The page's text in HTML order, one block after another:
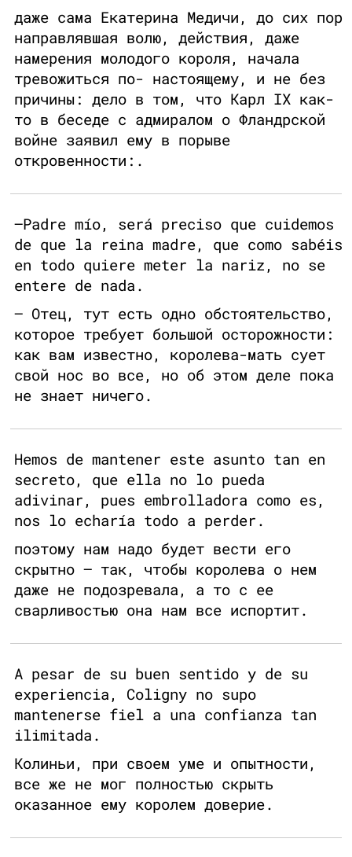
даже сама Екатерина Медичи, до сих пор
направлявшая волю, действия, даже
намерения молодого короля, начала
тревожиться по- настоящему, и не без
причины: дело в том, что Карл IX как-
то в беседе с адмиралом о Фландрской
войне заявил ему в порыве
откровенности:.
–Padre mío, será preciso que cuidemos
de que la reina madre, que como sabéis
en todo quiere meter la nariz, no se
entere de nada.
— Отец, тут есть одно обстоятельство,
которое требует большой осторожности:
как вам известно, королева-мать сует
свой нос во все, но об этом деле пока
не знает ничего.
Hemos de mantener este asunto tan en
secreto, que ella no lo pueda
adivinar, pues embrolladora como es,
nos lo echaría todo a perder.
поэтому нам надо будет вести его
скрытно — так, чтобы королева о нем
даже не подозревала, а то с ее
сварливостью она нам все испортит.
A pesar de su buen sentido y de su
experiencia, Coligny no supo
mantenerse fiel a una confianza tan
ilimitada.
Колиньи, при своем уме и опытности,
все же не мог полностью скрыть
оказанное ему королем доверие.